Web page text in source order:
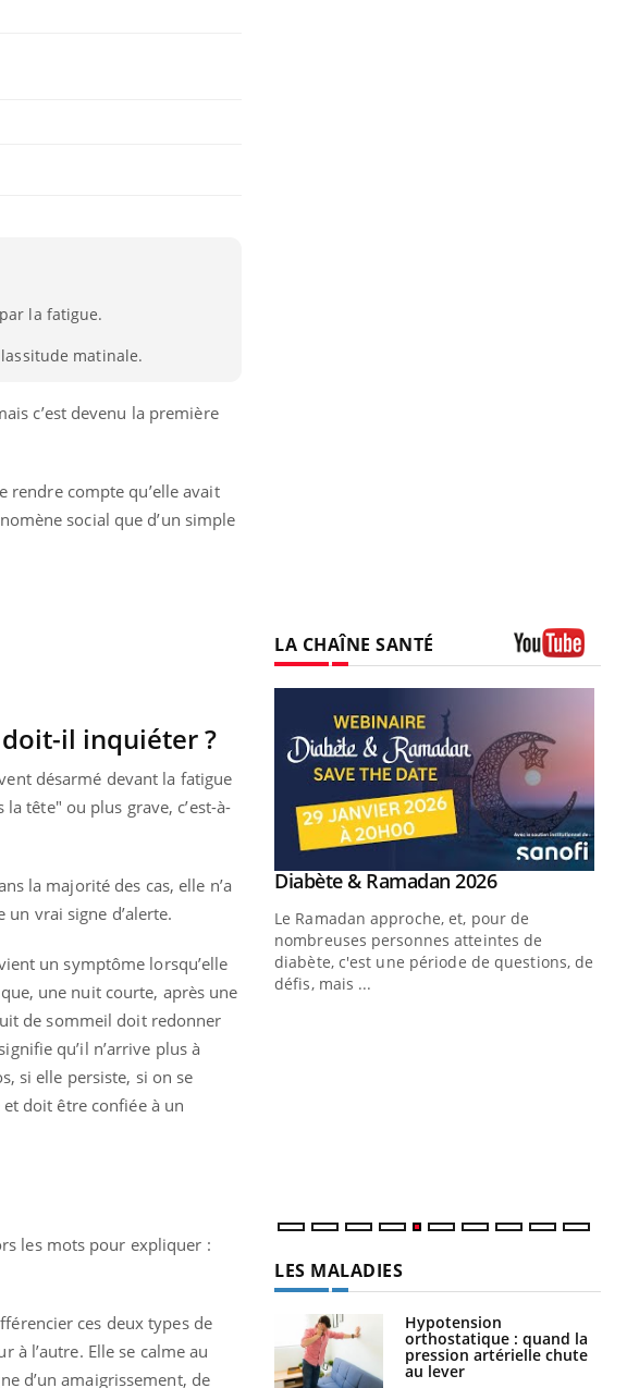
la fatigue.
matinale.
c’est devenu la première
rendre compte qu’elle avait
social que d’un simple
il inquiéter ?
désarmé devant la fatigue
tête" ou plus grave, c’est-à-
la majorité des cas, elle n’a
vrai signe d’alerte.
un symptôme lorsqu’elle
une nuit courte, après une
de sommeil doit redonner
qu’il n’arrive plus à
si elle persiste, si on se
doit être confiée à un
les mots pour expliquer :
ces deux types de
à l’autre. Elle se calme au
d’un amaigrissement, de
LA CHAÎNE SANTÉ
& Ramadan 2026 Youtube
approche, et, pour de
c'est une période de questions, de
...
LES MALADIES
Hypotension
orthostatique : quand la
pression artérielle chute
au lever